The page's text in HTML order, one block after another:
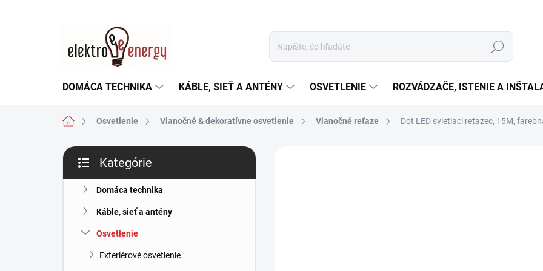
Hľadať
DOMÁCA TECHNIKA KÁBLE, SIEŤ A ANTÉNY OSVETLENIE ROZVÁDZAČE, ISTENIE A
DomovOsvetlenie Vianočné & dekoratívne osvetlenie Vianočné reťaze Dot LED svietiaci reťazec, 15M,
B
č
kategórie
Kategórie
Domáca technika
Káble, sieť a antény
Osvetlenie
Exteriérové osvetlenie